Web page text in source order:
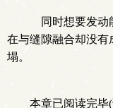
同时想要发动
在与缝隙融合却没有
塌。
本章已阅读完毕